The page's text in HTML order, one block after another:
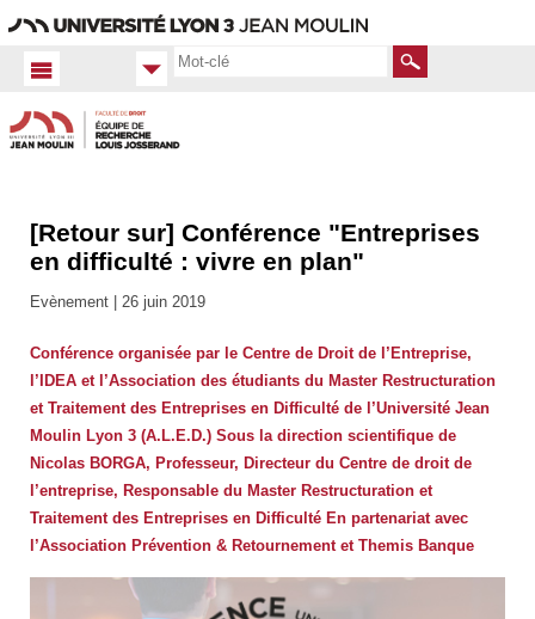
Rechercher
Accueil
FR
Actualités
[Retour sur] Conférence "Entreprises
en difficulté : vivre en plan"
Evènement | 26 juin 2019
Conférence organisée par le Centre de Droit de l’Entreprise,
l’IDEA et l’Association des étudiants du Master Restructuration
et Traitement des Entreprises en Difficulté de l’Université Jean
Moulin Lyon 3 (A.L.E.D.) Sous la direction scientifique de
Nicolas BORGA, Professeur, Directeur du Centre de droit de
l’entreprise, Responsable du Master Restructuration et
Traitement des Entreprises en Difficulté En partenariat avec
l’Association Prévention & Retournement et Themis Banque